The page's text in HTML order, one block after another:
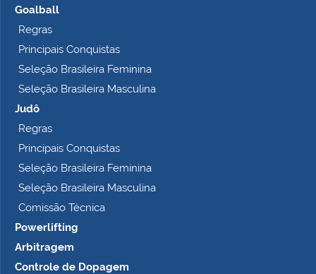
Goalball
Regras
Principais Conquistas
Seleção Brasileira Feminina
Seleção Brasileira Masculina
Judô
Regras
Principais Conquistas
Seleção Brasileira Feminina
Seleção Brasileira Masculina
Comissão Técnica
Powerlifting
Arbitragem
Controle de Dopagem